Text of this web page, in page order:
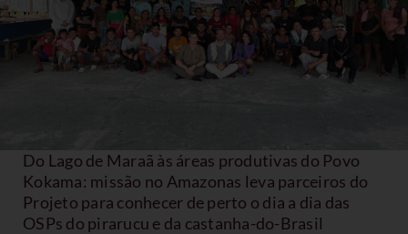
Do Lago de Maraã às áreas produtivas do Povo
Kokama: missão no Amazonas leva parceiros do
Projeto para conhecer de perto o dia a dia das
OSPs do pirarucu e da castanha-do-Brasil